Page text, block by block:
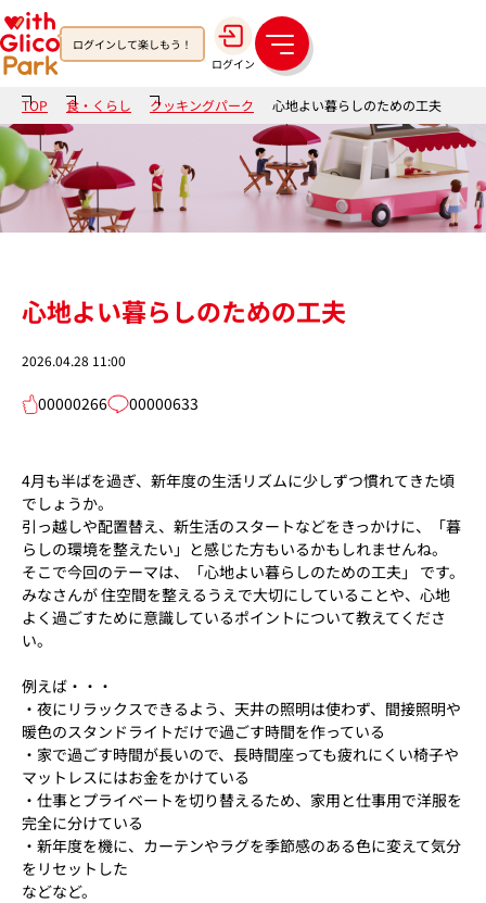
ログインして楽しもう！
ログイン
メ
ニ
ュ
ー
TOP 食・くらし クッキングパーク 心地よい暮らしのための工夫
心地よい暮らしのための工夫
2026.04.28 11:00
00000266 00000633
4月も半ばを過ぎ、新年度の生活リズムに少しずつ慣れてきた頃
でしょうか。
引っ越しや配置替え、新生活のスタートなどをきっかけに、「暮
らしの環境を整えたい」と感じた方もいるかもしれませんね。
そこで今回のテーマは、「心地よい暮らしのための工夫」 です。
みなさんが 住空間を整えるうえで大切にしていることや、心地
よく過ごすために意識しているポイントについて教えてくださ
い。
例えば・・・
・夜にリラックスできるよう、天井の照明は使わず、間接照明や
暖色のスタンドライトだけで過ごす時間を作っている
・家で過ごす時間が長いので、長時間座っても疲れにくい椅子や
マットレスにはお金をかけている
・仕事とプライベートを切り替えるため、家用と仕事用で洋服を
完全に分けている
・新年度を機に、カーテンやラグを季節感のある色に変えて気分
をリセットした
などなど。